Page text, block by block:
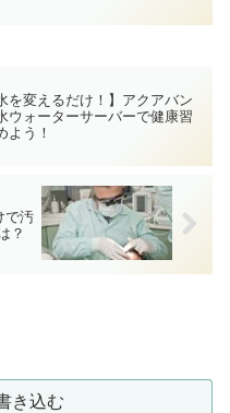
を変えるだけ！】アクアバン
ウォーターサーバーで健康習
よう！
で汚
？
き込む